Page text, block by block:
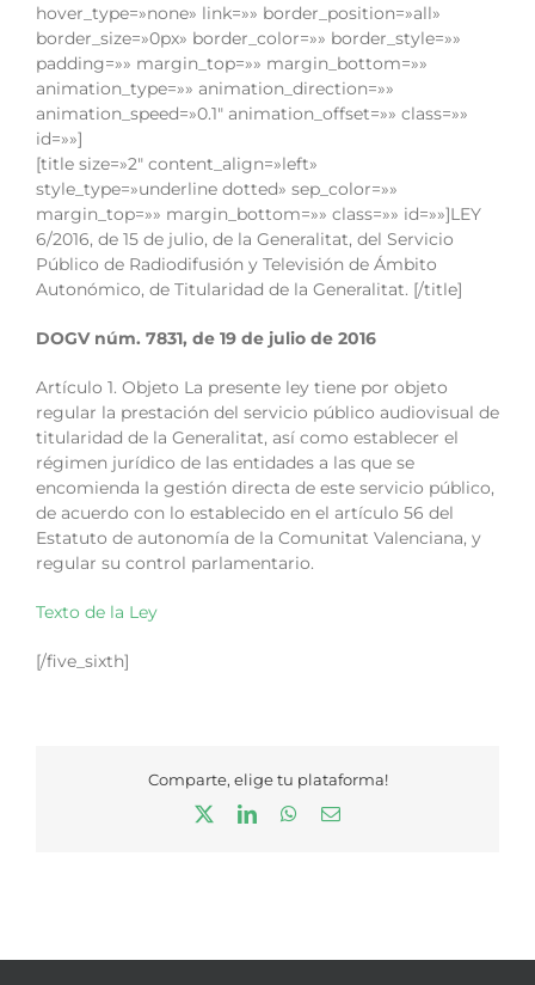
hover_type=»none» link=»» border_position=»all»
border_size=»0px» border_color=»» border_style=»»
padding=»» margin_top=»» margin_bottom=»»
animation_type=»» animation_direction=»»
animation_speed=»0.1″ animation_offset=»» class=»»
id=»»]
[title size=»2″ content_align=»left»
style_type=»underline dotted» sep_color=»»
margin_top=»» margin_bottom=»» class=»» id=»»]LEY
6/2016, de 15 de julio, de la Generalitat, del Servicio
Público de Radiodifusión y Televisión de Ámbito
Autonómico, de Titularidad de la Generalitat. [/title]
DOGV núm. 7831, de 19 de julio de 2016
Artículo 1. Objeto La presente ley tiene por objeto
regular la prestación del servicio público audiovisual de
titularidad de la Generalitat, así como establecer el
régimen jurídico de las entidades a las que se
encomienda la gestión directa de este servicio público,
de acuerdo con lo establecido en el artículo 56 del
Estatuto de autonomía de la Comunitat Valenciana, y
regular su control parlamentario.
Texto de la Ley
[/five_sixth]
Comparte, elige tu plataforma!
LinkedInWhatsApp
Correo